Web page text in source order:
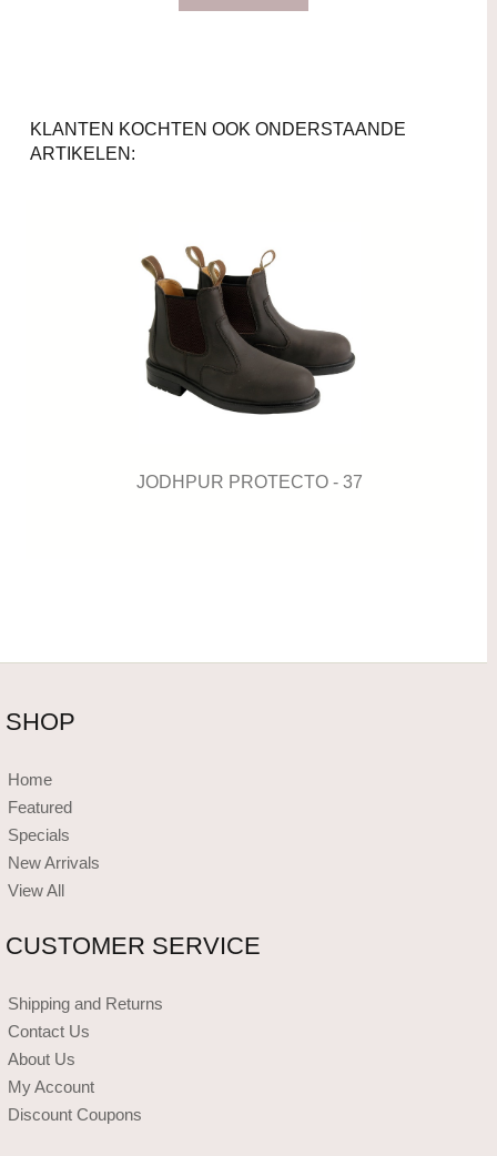
KLANTEN KOCHTEN OOK ONDERSTAANDE
ARTIKELEN:
JODHPUR PROTECTO - 37
SHOP
Home
Featured
Specials
New Arrivals
View All
CUSTOMER SERVICE
Shipping and Returns
Contact Us
About Us
My Account
Discount Coupons